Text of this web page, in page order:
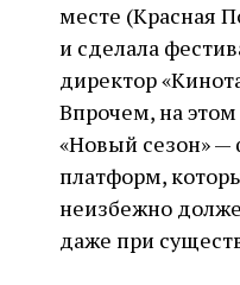
месте (Красная
и сделала
директор
Впрочем, на этом
«Новый сезон» —
платформ,
неизбежно
даже при